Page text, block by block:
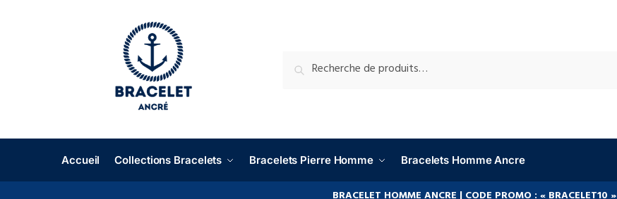
Accueil Collections Bracelets Bracelets Pierre Homme Bracelets Homme Ancre